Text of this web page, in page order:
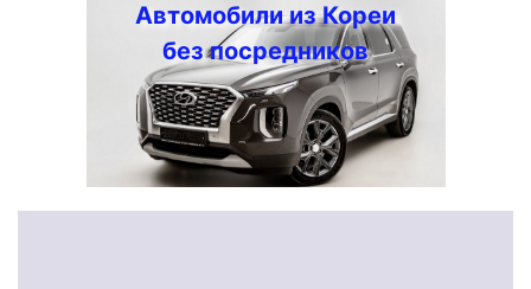
Автомобили из Кореи
без посредников